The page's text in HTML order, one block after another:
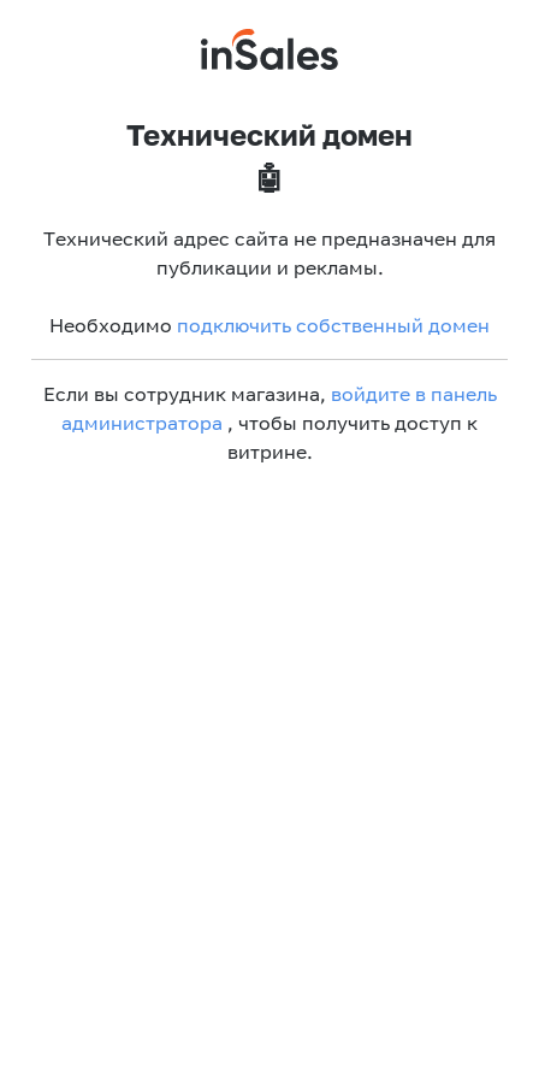
Технический домен
🤖
Технический адрес сайта не предназначен для
публикации и рекламы.
Необходимо подключить собственный домен
Если вы сотрудник магазина, войдите в панель
администратора , чтобы получить доступ к
витрине.